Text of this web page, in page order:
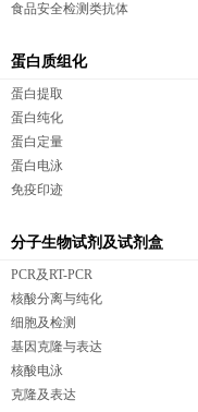
食品安全检测类抗体
蛋白质组化
蛋白提取
蛋白纯化
蛋白定量
蛋白电泳
免疫印迹
分子生物试剂及试剂盒
PCR及RT-PCR
核酸分离与纯化
细胞及检测
基因克隆与表达
核酸电泳
克隆及表达